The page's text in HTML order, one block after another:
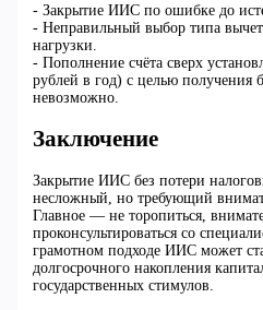
- Закрытие ИИС по ошибке до
- Неправильный выбор типа
нагрузки.
- Пополнение счёта сверх
рублей в год) с целью получения
невозможно.
Заключение
Закрытие ИИС без потери
несложный, но требующий
Главное — не торопиться,
проконсультироваться со
грамотном подходе ИИС может
долгосрочного накопления
государственных стимулов.